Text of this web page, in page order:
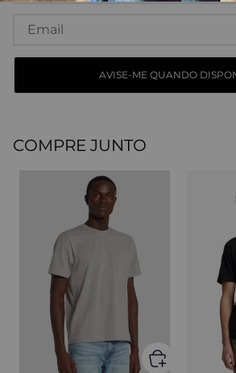
COMPRE JUNTO